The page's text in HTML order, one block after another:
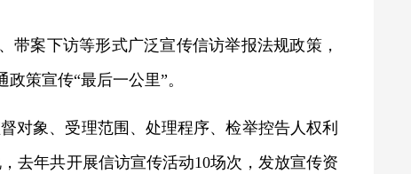
带案下访等形式广泛宣传信访举报法规政策，
策宣传“最后一公里”。
对象、受理范围、处理程序、检举控告人权利
去年共开展信访宣传活动10场次，发放宣传资